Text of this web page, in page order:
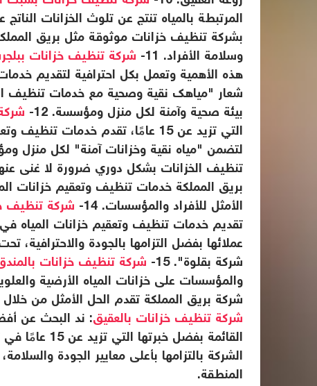
المرتبطة بالمياه تنتج عن تلوث الخزانات
بشركة تنظيف خزانات موثوقة مثل بريق
وسلامة الأفراد. 11-
شركة تنظيف خزانات
هذه الأهمية وتعمل بكل احترافية لتقديم
شعار "مياهك نقية وصحية مع خدمات تنظيف
بيئة صحية وآمنة لكل منزل ومؤسسة. 12-
التي تزيد عن 15 عامًا، تقدم خدمات
لتضمن "مياه نقية وخزانات آمنة" لكل منزل
تنظيف الخزانات بشكل دوري ضرورة لا غنى
بريق المملكة خدمات تنظيف وتعقيم خزانات
الأمثل للأفراد والمؤسسات. 14-
شركة تنظيف
عملائها بفضل التزامها بالجودة
شركة بقلوة". 15-
شركة تنظيف خزانات
والمؤسسات على خزانات المياه الأرضية
شركة بريق المملكة تقدم الحل الأمثل من خلال
شركة تنظيف خزانات بالعقيق: ند البحث عن
القائمة
الشركة بالتزامها بأعلى معايير الجودة
المنطقة.